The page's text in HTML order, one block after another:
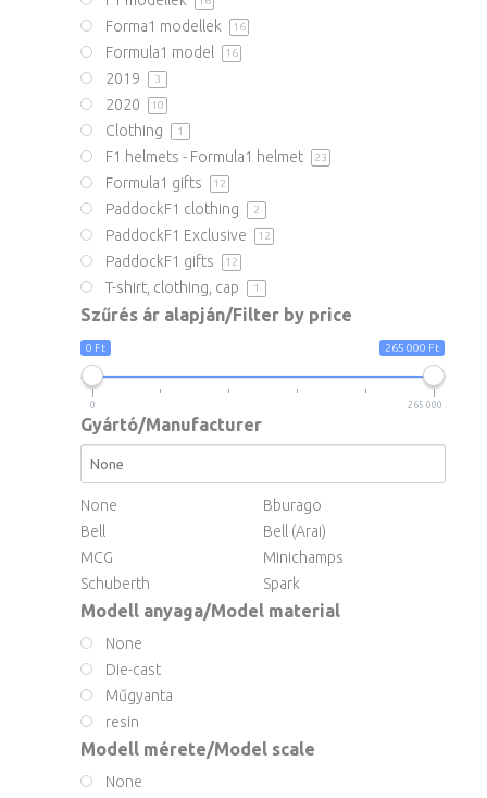
Forma1 modellek 16
Formula1 model 16
2019 3
2020 10
Clothing 1
F1 helmets - Formula1 helmet 23
Formula1 gifts 12
PaddockF1 clothing 2
PaddockF1 Exclusive 12
PaddockF1 gifts 12
T-shirt, clothing, cap 1
Szűrés ár alapján/Filter by price
0 Ft 265 000 Ft
0 265 000
Gyártó/Manufacturer
None
Bburago
Bell
Bell (Arai)
MCG
Minichamps
Schuberth
Spark
Modell anyaga/Model material
None
Die-cast
Műgyanta
resin
Modell mérete/Model scale
None